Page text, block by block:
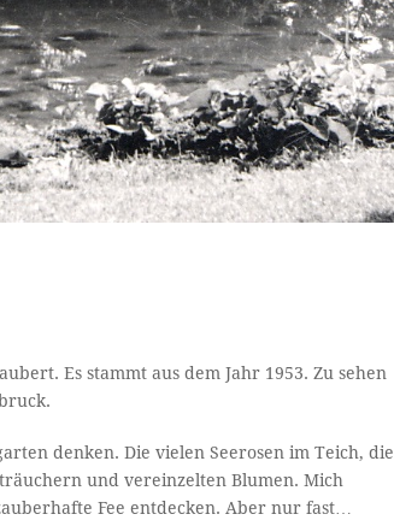
Es stammt aus dem Jahr 1953. Zu sehen
denken. Die vielen Seerosen im Teich, die
und vereinzelten Blumen. Mich
Fee entdecken. Aber nur fast…